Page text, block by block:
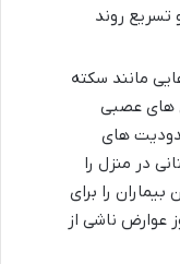
روند
مانند سکته
های عصبی
های
در منزل را
را برای
عوارض ناشی از